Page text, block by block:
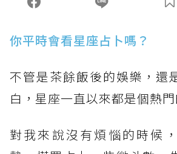
你平時會看星座占卜嗎？
不管是茶餘飯後的娛樂，還
白，星座一直以來都是個熱門
對我來說沒有煩惱的時候